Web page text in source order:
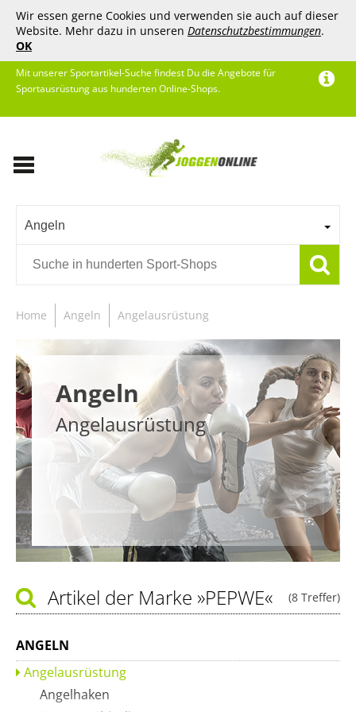
Wir essen gerne Cookies und verwenden sie auch auf dieser
Website. Mehr dazu in unseren Datenschutzbestimmungen.
OK
Mit unserer Sportartikel-Suche findest Du die Angebote für
Sportausrüstung aus hunderten Online-Shops.
Angeln
Home Angeln Angelausrüstung
Angeln
Angelausrüstung
(8 Treffer)
Artikel der Marke »PEPWE«
ANGELN
Angelausrüstung
Angelhaken